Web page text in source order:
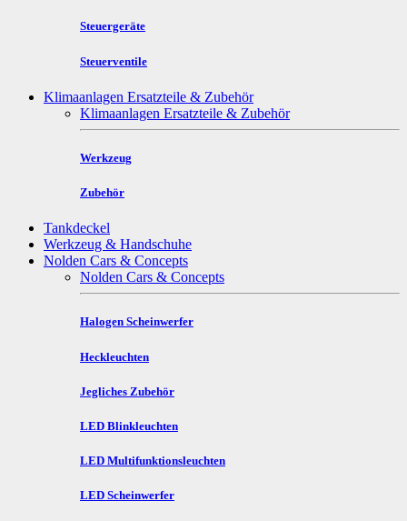
Steuergeräte
Steuerventile
Klimaanlagen Ersatzteile & Zubehör
Klimaanlagen Ersatzteile & Zubehör
Werkzeug
Zubehör
Tankdeckel
Werkzeug & Handschuhe
Nolden Cars & Concepts
Nolden Cars & Concepts
Halogen Scheinwerfer
Heckleuchten
Jegliches Zubehör
LED Blinkleuchten
LED Multifunktionsleuchten
LED Scheinwerfer